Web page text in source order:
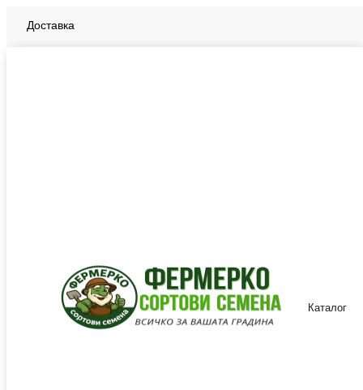
Доставка
Каталог